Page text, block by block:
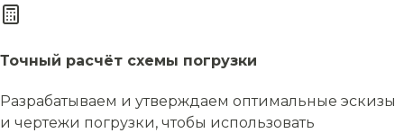
Точный расчёт схемы погрузки
Разрабатываем и утверждаем оптимальные эскизы
и чертежи погрузки, чтобы использовать